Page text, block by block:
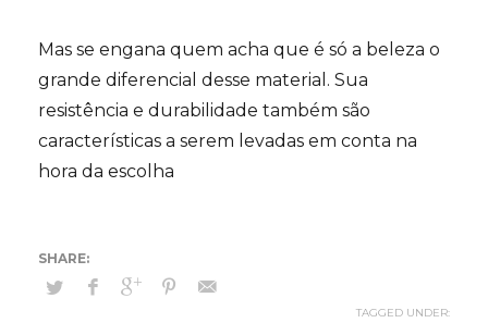
Mas se engana quem acha que é só a beleza o
grande diferencial desse material. Sua
resistência e durabilidade também são
características a serem levadas em conta na
hora da escolha
TAGGED UNDER: